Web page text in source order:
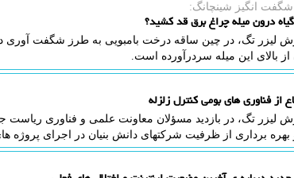
شگفت انگیز شینچانگ:
درون میله چراغ برق قد کشید؟
لیزر تگ، در چین ساقه درخت بامبویی به طرز شگفت آوری
بالای این میله سردرآورده است.
از فناوری های بومی کنترل زلزله
لیزر تگ، در بازدید مسؤلان معاونت علمی و فناوری ریاست
بهره برداری از ظرفیت شرکتهای دانش بنیان در اجرای پروژه